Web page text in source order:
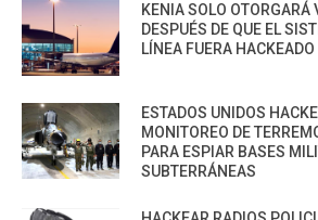
KENIA SOLO OTORGARÁ
DESPUÉS DE QUE EL
LÍNEA FUERA HACKEADO
ESTADOS UNIDOS
MONITOREO DE
PARA ESPIAR BASES
SUBTERRÁNEAS